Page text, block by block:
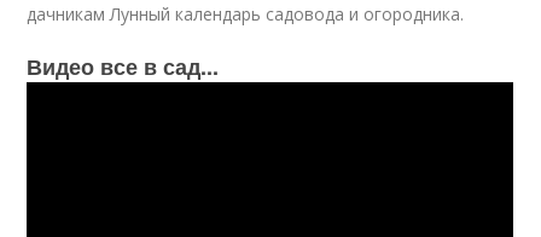
дачникам Лунный календарь садовода и огородника.
Видео все в сад...